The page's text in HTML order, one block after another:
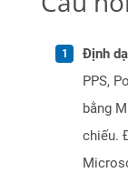
Định
PPS,
bằng
chiếu.